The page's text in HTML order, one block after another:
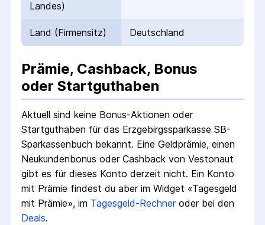
Landes)
Land (Firmensitz) Deutschland
Prämie, Cashback, Bonus
oder Startguthaben
Aktuell sind keine Bonus-Aktionen oder
Startguthaben für das Erzgebirgssparkasse SB-
Sparkassenbuch bekannt. Eine Geldprämie, einen
Neukundenbonus oder Cashback von Vestonaut
gibt es für dieses Konto derzeit nicht. Ein Konto
mit Prämie findest du aber im Widget «Tagesgeld
mit Prämie», im Tagesgeld-Rechneroder bei den
Deals.